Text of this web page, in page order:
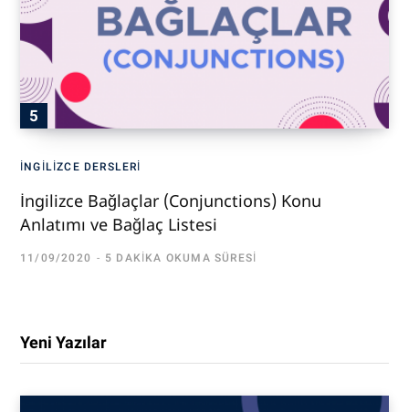
İNGILIZCE DERSLERI
İngilizce Bağlaçlar (Conjunctions) Konu
Anlatımı ve Bağlaç Listesi
11/09/2020 5 DAKIKA OKUMA SÜRESI
Yeni Yazılar